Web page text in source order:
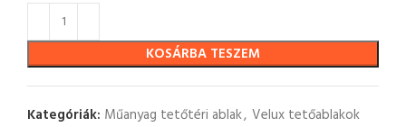
KOSÁRBA TESZEM
Kategóriák: Műanyag tetőtéri ablak, Velux tetőablakok